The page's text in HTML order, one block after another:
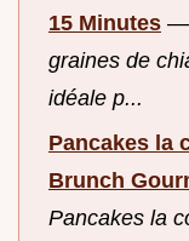
15 Minutes —
graines de
idéale p...
Pancakes la
Brunch
Pancakes la